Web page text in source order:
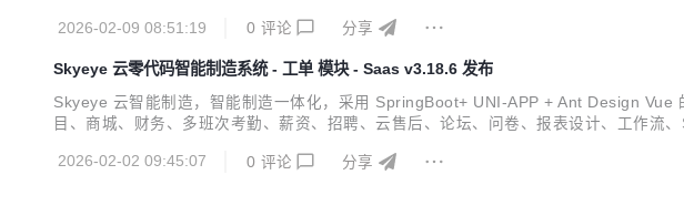
2026-02-09 08:51:19
0 评论 分享
Skyeye 云零代码智能制造系统 - 工单 模块 - Saas v3.18.6 发布
Skyeye 云智能制造，智能制造一体化，采用 SpringBoot+ UNI-APP + Ant Design
目、商城、财务、多班次考勤、薪资、招聘、云售后、论坛、问卷、报表设计、工作
2026-02-02 09:45:07
0 评论 分享